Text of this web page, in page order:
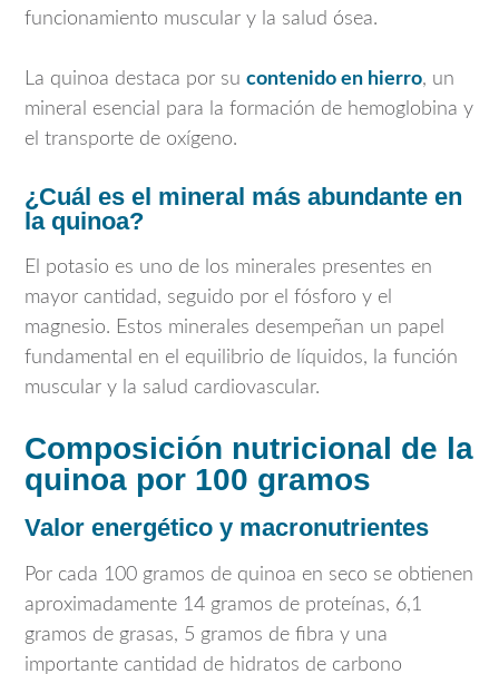
funcionamiento muscular y la salud ósea.
La quinoa destaca por su contenido en hierro, un
mineral esencial para la formación de hemoglobina y
el transporte de oxígeno.
¿Cuál es el mineral más abundante en
la quinoa?
El potasio es uno de los minerales presentes en
mayor cantidad, seguido por el fósforo y el
magnesio. Estos minerales desempeñan un papel
fundamental en el equilibrio de líquidos, la función
muscular y la salud cardiovascular.
Composición nutricional de la
quinoa por 100 gramos
Valor energético y macronutrientes
Por cada 100 gramos de quinoa en seco se obtienen
aproximadamente 14 gramos de proteínas, 6,1
gramos de grasas, 5 gramos de fibra y una
importante cantidad de hidratos de carbono